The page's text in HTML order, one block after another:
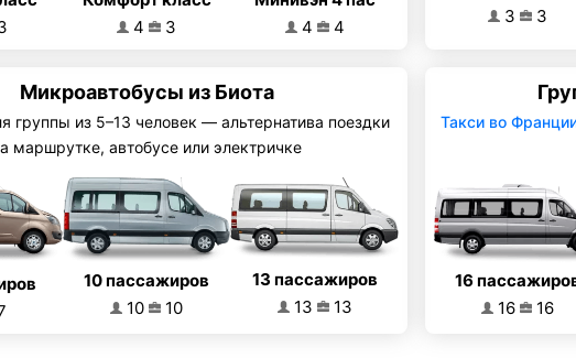
4
3
4
4
3
3
Микроавтобусы из Биота
группы из 5–13 человек — альтернатива поездки
маршрутке, автобусе или электричке
10 пассажиров
10
10
13 пассажиров
13
13
Такси во
16
16
16